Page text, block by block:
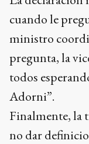
cuando le
ministro
pregunta, la
todos
Adorni”.
Finalmente, la
no dar